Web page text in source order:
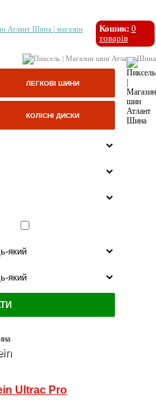
Кошик: 0
товарів
ЛЕГКОВІ ШИНИ
КОЛІСНІ ДИСКИ
Ultrac Pro